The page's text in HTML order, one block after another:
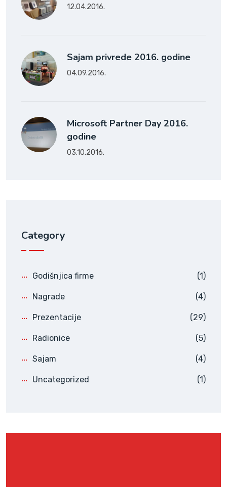
12.04.2016.
Sajam privrede 2016. godine
04.09.2016.
Microsoft Partner Day 2016.
godine
03.10.2016.
Category
Godišnjica firme (1)
Nagrade (4)
Prezentacije (29)
Radionice (5)
Sajam (4)
Uncategorized (1)